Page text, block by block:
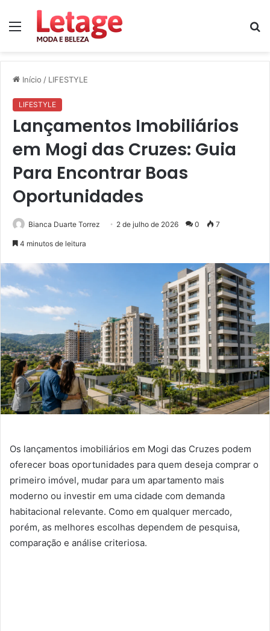
Menu
Início / LIFESTYLE
LIFESTYLE
Lançamentos Imobiliários
em Mogi das Cruzes: Guia
Para Encontrar Boas
Oportunidades
Bianca Duarte Torrez 2 de julho de 2026 0 7
4 minutos de leitura
Os lançamentos imobiliários em Mogi das Cruzes podem
oferecer boas oportunidades para quem deseja comprar o
primeiro imóvel, mudar para um apartamento mais
moderno ou investir em uma cidade com demanda
habitacional relevante. Como em qualquer mercado,
porém, as melhores escolhas dependem de pesquisa,
comparação e análise criteriosa.